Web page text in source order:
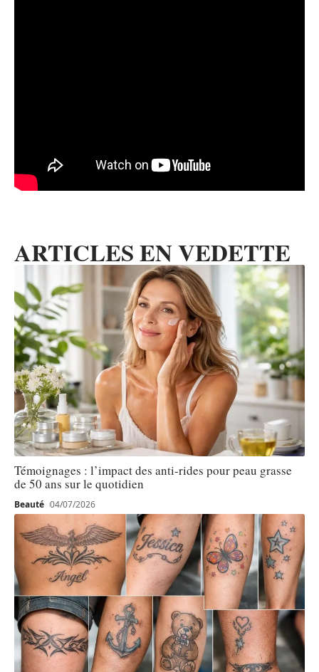
ARTICLES EN VEDETTE
Témoignages : l’impact des anti-rides pour peau grasse
de 50 ans sur le quotidien
Beauté 04/07/2026